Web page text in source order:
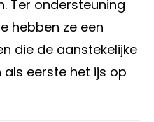
Ter ondersteuning
hebben ze een
die de aanstekelijke
eerste het ijs op